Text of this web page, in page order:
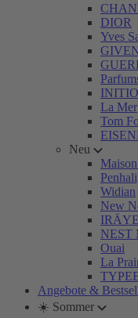
DIOR
Yves
INITIO
La Mer
Tom
Neu
Widian
New
IRÄYE
NEST
Ouai
La
Angebote &
☀️ Sommer